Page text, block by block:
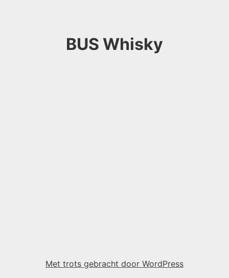
BUS Whisky
Met trots gebracht door WordPress